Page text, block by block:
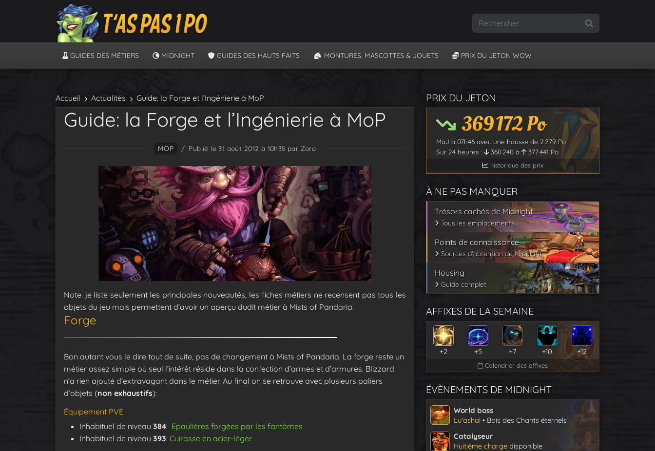
GUIDES DES MÉTIERS MIDNIGHT GUIDES DES HAUTS FAITS MONTURES, MASCOTTES & JOUETS PRIX DU JETON WOW
Accueil Actualités Guide: la Forge et l’Ingénierie à MoP
Guide: la Forge et l’Ingénierie à MoP
MOP / Publié le 31 août 2012 à 10h35 par Zora
Note: je liste seulement les principales nouveautés, les fiches métiers ne recensent pas tous les
objets du jeu mais permettent d’avoir un aperçu dudit métier à Mists of Pandaria.
Forge
Bon autant vous le dire tout de suite, pas de changement à Mists of Pandaria. La forge reste un
métier assez simple où seul l’intérêt réside dans la confection d’armes et d’armures. Blizzard
n’a rien ajouté d’extravagant dans le métier. Au final on se retrouve avec plusieurs paliers
d’objets (non exhaustifs):
Équipement PVE
Inhabituel de niveau 384: Épaulières forgées par les fantômes
Inhabituel de niveau 393: Cuirasse en acier-léger
PRIX DU JETON
369 172Po
MàJ à 07h46 avec une hausse de 2 279 Po
Sur 24 heures :
360 240 à 377 441 Po
historique des prix
À NE PAS MANQUER
Trésors cachés de Midnight
Tous les emplacements
Points de connaissance
Sources d'obtention de Midnight
Housing
Guide complet
AFFIXES DE LA SEMAINE
+2 +5 +7 +10 +12
Calendrier des affixes
ÉVÈNEMENTS DE MIDNIGHT
World boss
Lu'ashal • Bois des Chants éternels
Catalyseur
Huitième charge disponible